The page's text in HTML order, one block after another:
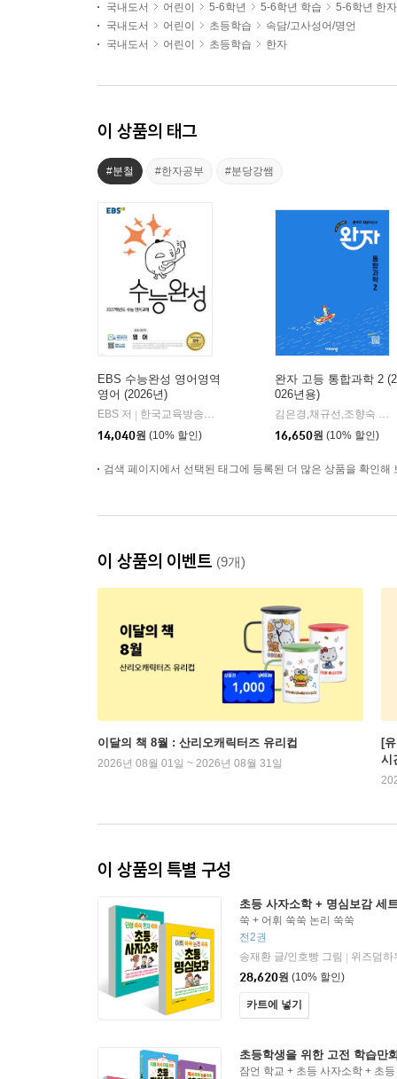
국내도서
어린이 5-6학년 5-6학년 학습
5-6학년 한자
국내도서
어린이 초등학습
속담/고사성어/명언
국내도서
어린이 초등학습 한자
이 상품의 태그
#분철 #한자공부 #분당강쌤
EBS 수능완성 영어영역
영어 (2026년)
EBS 저
한국교육방송공사
14,040원 (10% 할인)
완자 고등 통합과학 2 (2
026년용)
김은경,채규선,조향숙 등저
16,650원 (10% 할인)
검색 페이지에서 선택된 태그에 등록된 더 많은 상품을 확인해
이 상품의 이벤트 (9개)
이달의 책 8월 : 산리오캐릭터즈 유리컵
2026년 08월 01일 ~ 2026년 08월 31일
[
시
이 상품의 특별 구성
초등 사자소학 + 명심보감 세
쑥 + 어휘 쑥쑥 논리 쑥쑥
전2권
송재환 글/인호빵 그림
위즈덤하
28,620원 (10% 할인)
카트에 넣기
초등학생을 위한 고전 학습만
잠언 학교 + 초등 사자소학 + 초